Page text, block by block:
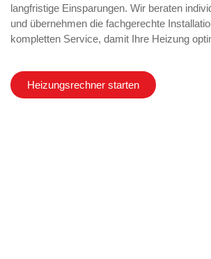
langfristige Einsparungen. Wir beraten
und übernehmen die fachgerechte
kompletten Service, damit Ihre Heizung
Heizungsrechner starten